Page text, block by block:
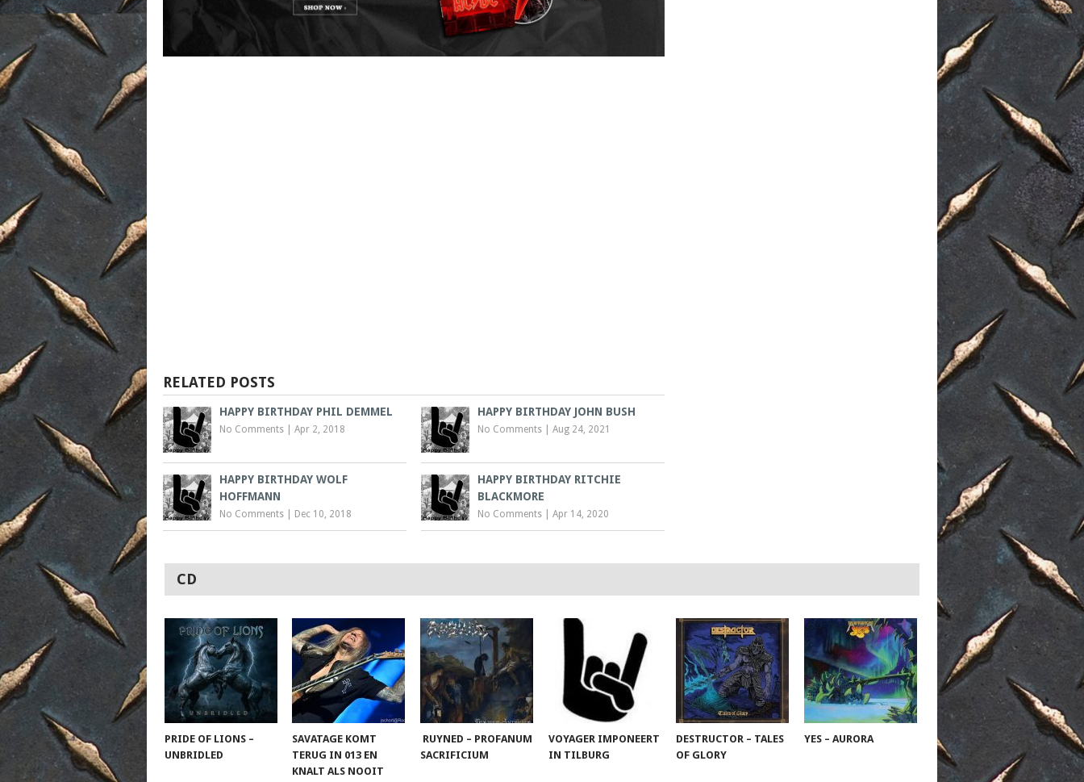
RELATED POSTS
HAPPY BIRTHDAY PHIL DEMMEL
No Comments Apr 2, 2018
HAPPY BIRTHDAY JOHN BUSH
No Comments |Aug 24, 2021
HAPPY BIRTHDAY WOLF
HOFFMANN
No Comments Dec 10, 2018
HAPPY BIRTHDAY RITCHIE
BLACKMORE
No Comments |Apr 14, 2020
CD
PRIDE OF LIONS –
UNBRIDLED
SAVATAGE KOMT
TERUG IN 013 EN
KNALT ALS NOOIT
RUYNED – PROFANUM
SACRIFICIUM
VOYAGER IMPONEERT
IN TILBURG
DESTRUCTOR – TALES
OF GLORY
YES – AURORA